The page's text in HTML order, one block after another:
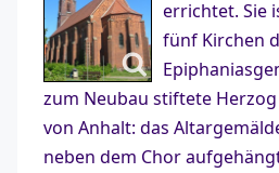
errichtet. Sie
fünf Kirchen
zum Neubau stiftete
von Anhalt: das
neben dem Chor